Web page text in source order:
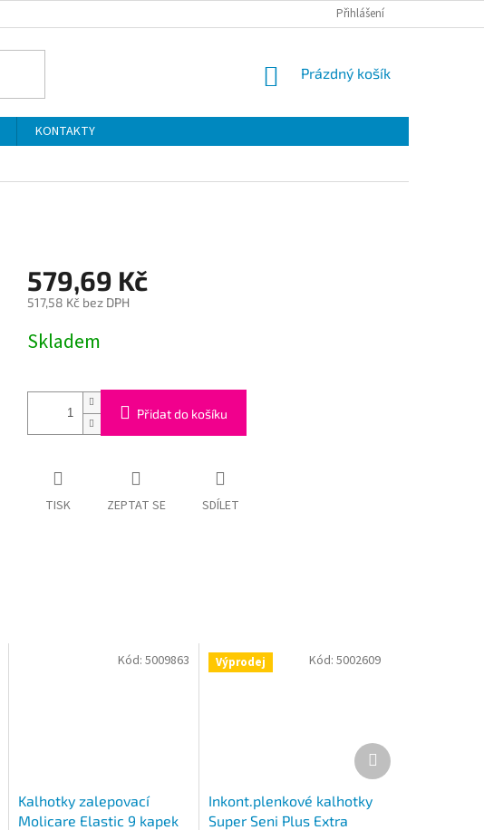
Přihlášení
NÁKUPNÍ
Prázdný košík
KONTAKTY
579,69 Kč
517,58 Kč bez DPH
cena:
Skladem
Přidat do košíku
TISK ZEPTAT SE SDÍLET
Kalhotky zalepovací
Molicare Elastic 9 kapek
Kód:5009863 Výprodej
Inkont.plenkové kalhotky
Super Seni Plus Extra
Kód: 5002609
Další
produkt